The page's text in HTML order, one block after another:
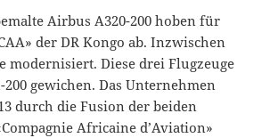
Airbus A320-200 hoben für
der DR Kongo ab. Inzwischen
modernisiert. Diese drei Flugzeuge
gewichen. Das Unternehmen
durch die Fusion der beiden
Africaine d’Aviation»